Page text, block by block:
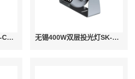
无锡5W-20W插地灯SK-CDD23-02 无锡400W双层投光灯SK-TGD24-01D